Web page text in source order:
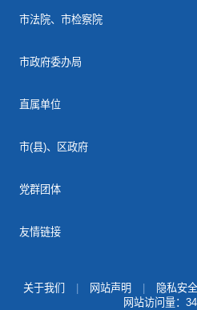
市法院、市检察院
市政府委办局
直属单位
市(县)、区政府
党群团体
友情链接
关于我们 网站声明 隐私安全
网站访问量：